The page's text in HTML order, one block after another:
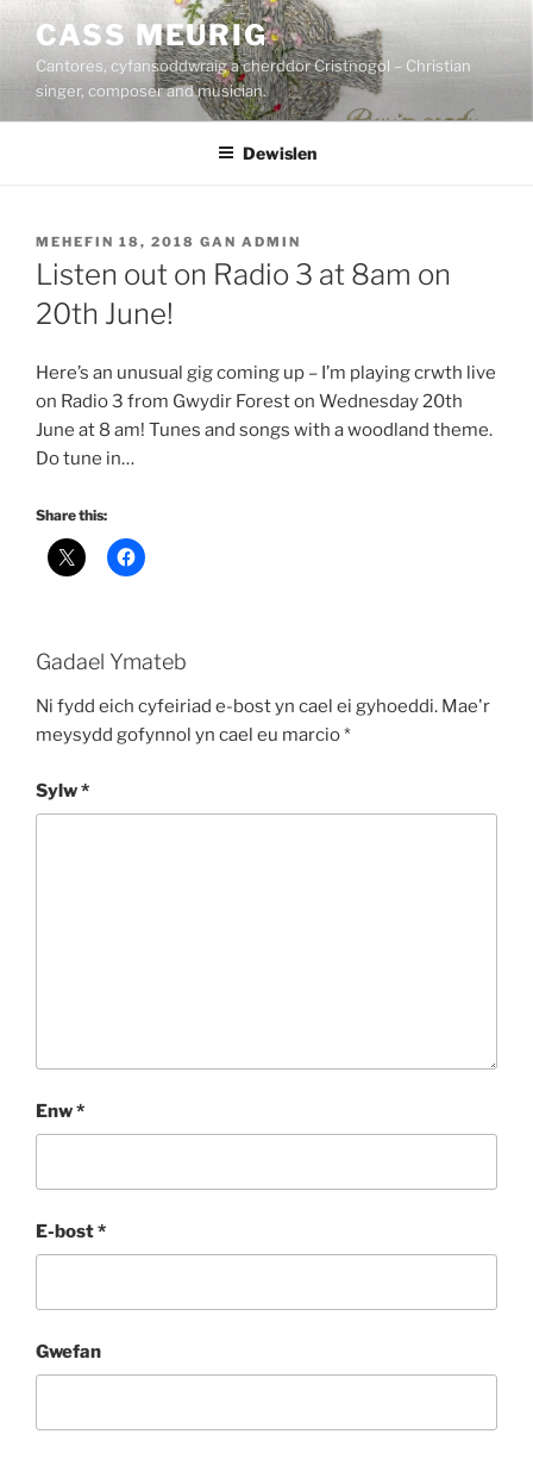
Mynd
cynnwys
CASS MEURIG
Cantores, cyfansoddwraig a cherddor Cristnogol – Christian
singer, composer and musician.
Dewislen
COFNODWYD
AR
MEHEFIN 18, 2018 GAN ADMIN
Listen out on Radio 3 at 8am on
20th June!
Here’s an unusual gig coming up – I’m playing crwth live
on Radio 3 from Gwydir Forest on Wednesday 20th
June at 8 am! Tunes and songs with a woodland theme.
Do tune in…
Share this:
Gadael Ymateb
Ni fydd eich cyfeiriad e-bost yn cael ei gyhoeddi. Mae'r
meysydd gofynnol yn cael eu marcio*
Sylw*
Enw*
E-bost*
Gwefan